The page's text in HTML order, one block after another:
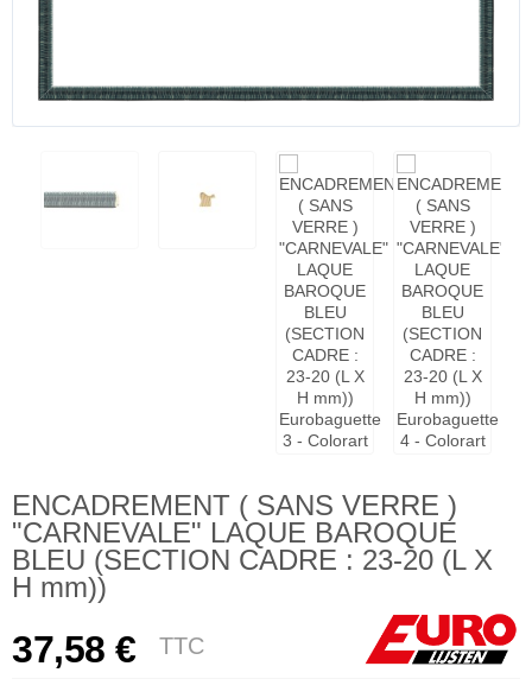
ENCADREMENT ( SANS VERRE )
"CARNEVALE" LAQUE BAROQUE
BLEU (SECTION CADRE : 23-20 (L X
H mm))
37,58 € TTC